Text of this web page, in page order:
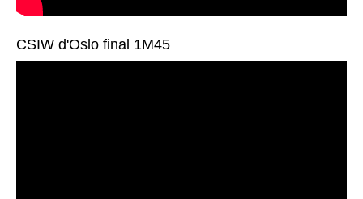
CSIW d'Oslo final 1M45